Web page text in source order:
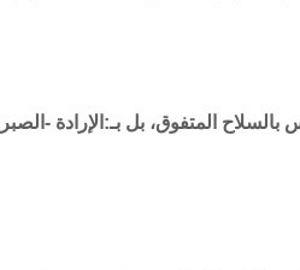
المتفوق، بل بـ:الإرادة -الصبر